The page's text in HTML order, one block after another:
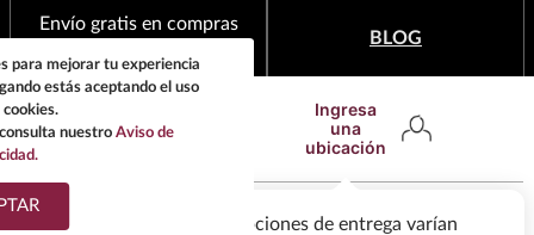
Envío gratis en compras
BLOG
Ingresa
una
ubicación
Las ofertas y las opciones de entrega varían
¿Qué estas buscando?
para mejorar tu experiencia
estás aceptando el uso
nuestro Aviso de